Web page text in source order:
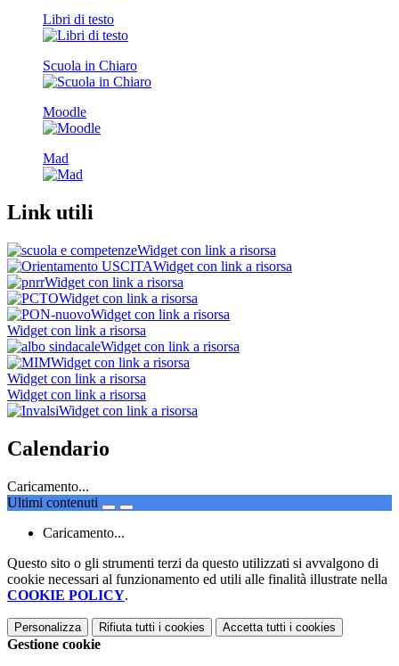
Libri di testo
Scuola in Chiaro
Moodle
Mad
Link utili
Widget con link a risorsa
Widget con link a risorsa
Widget con link a risorsa
Widget con link a risorsa
Widget con link a risorsa
Widget con link a risorsa
Widget con link a risorsa
Widget con link a risorsa
Widget con link a risorsa
Widget con link a risorsa
Widget con link a risorsa
Calendario
Caricamento...
Ultimi contenuti
Caricamento...
Questo sito o gli strumenti terzi da questo utilizzati si avvalgono di
cookie necessari al funzionamento ed utili alle finalità illustrate nella
COOKIE POLICY.
Personalizza Rifiuta tutti i cookies Accetta tutti i cookies
Gestione cookie